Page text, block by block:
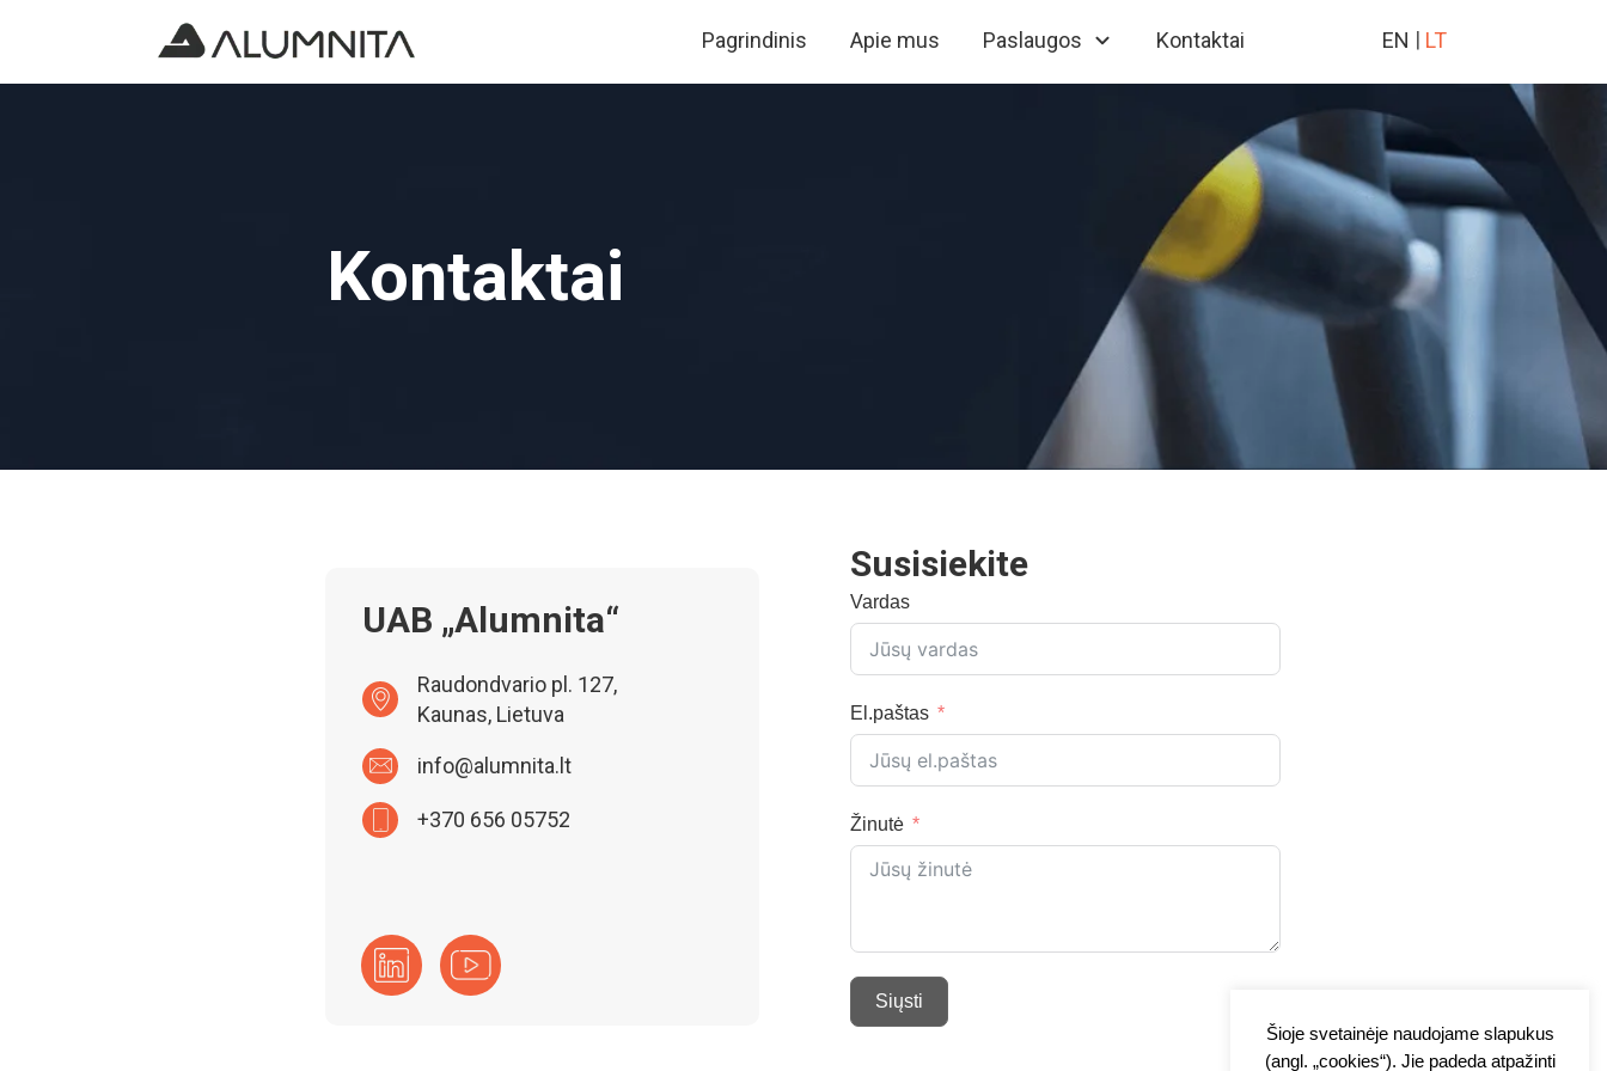
Pagrindinis Apie mus Paslaugos Kontaktai EN LT
Kontaktai
UAB „Alumnita“
Raudondvario pl. 127,
Kaunas, Lietuva
info@alumnita.lt
+370 656 05752
Susisiekite
Vardas
El.paštas
Žinutė
Siųsti
Šioje svetainėje naudojame slapukus
(angl. „cookies“). Jie padeda atpažinti